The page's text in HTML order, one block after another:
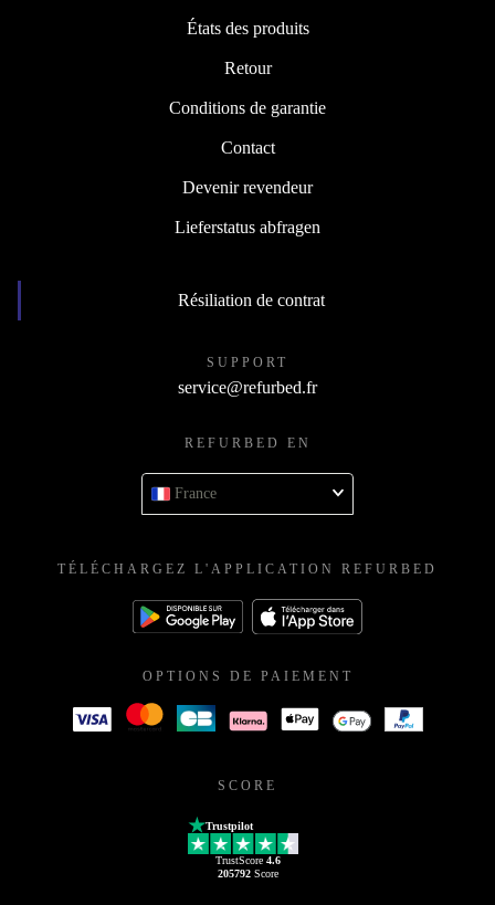
États des produits
Retour
Conditions de garantie
Contact
Devenir revendeur
Lieferstatus abfragen
Résiliation de contrat
SUPPORT
service@refurbed.fr
REFURBED EN
France
TÉLÉCHARGEZ L'APPLICATION REFURBED
OPTIONS DE PAIEMENT
SCORE
Trustpilot
TrustScore 4.6
205792Score